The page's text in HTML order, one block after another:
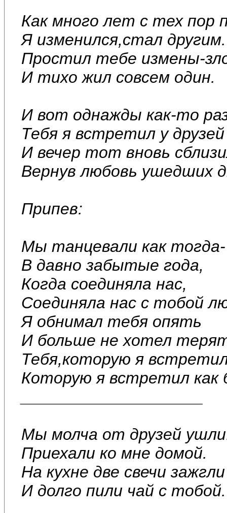
Как много лет с тех пор
Я изменился,стал другим.
Простил тебе измены-
И тихо жил совсем один.
И вот однажды как-то
Тебя я встретил у друзей
И вечер тот вновь
Вернув любовь ушедших
Припев:
Мы танцевали как тогда-
В давно забытые года,
Когда соединяла нас,
Соединяла нас с тобой
Я обнимал тебя опять
И больше не хотел
Тебя,которую я
Которую я встретил как
Мы молча от друзей
Приехали ко мне домой.
На кухне две свечи зажгли
И долго пили чай с тобой.